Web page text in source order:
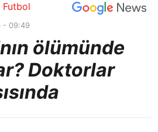
Futbol
- 09:49
ölümünde
Doktorlar